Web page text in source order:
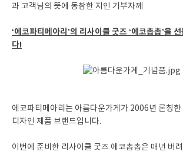
과 고객님의 뜻에 동참한 지인 기부자께
‘에코파티메아리’의 리사이클 굿즈 ‘에코촙촙’을
다!
에코파티메아리는 아름다운가게가 2006년 론칭한
디자인 제품 브랜드입니다.
이번에 준비한 리사이클 굿즈 에코촙촙은 매년 버